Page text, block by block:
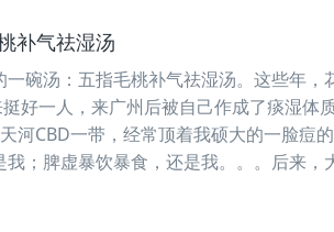
补气祛湿汤
碗汤：五指毛桃补气祛湿汤。这些年，
好一人，来广州后被自己作成了痰湿体
河CBD一带，经常顶着我硕大的一脸痘
我；脾虚暴饮暴食，还是我。。。后来，